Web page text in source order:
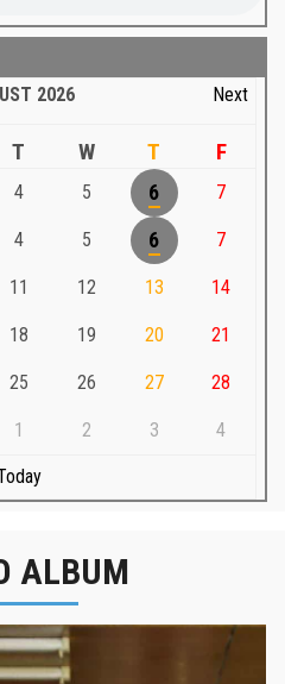
2026 Next
T W T F
4 5 6 7
4 5 6 7
11 12 13 14
18 19 20 21
25 26 27 28
1 2 3 4
ALBUM